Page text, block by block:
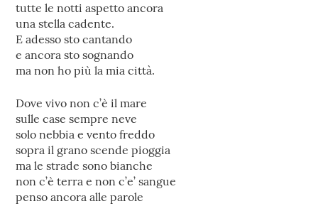
tutte le notti aspetto ancora
una stella cadente.
E adesso sto cantando
e ancora sto sognando
ma non ho più la mia città.
Dove vivo non c’è il mare
sulle case sempre neve
solo nebbia e vento freddo
sopra il grano scende pioggia
ma le strade sono bianche
non c’è terra e non c’e’ sangue
penso ancora alle parole